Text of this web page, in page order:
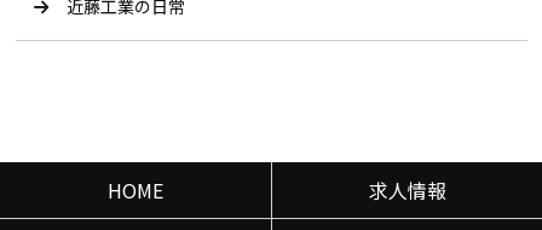
近藤工業の日常
HOME
求人情報